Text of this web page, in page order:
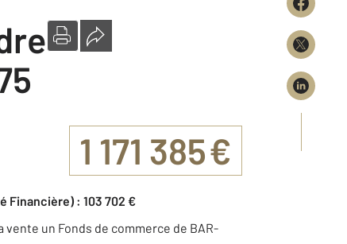
1 171 385 €
Financière) : 103 702 €
vente un Fonds de commerce de BAR-